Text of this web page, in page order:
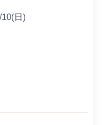
日)